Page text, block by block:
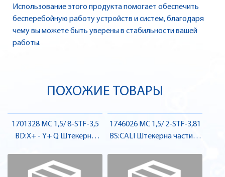
Использование этого продукта помогает обеспечить
бесперебойную работу устройств и систем, благодаря
чему вы можете быть уверены в стабильности вашей
работы.
ПОХОЖИЕ ТОВАРЫ
1701328 MC 1,5/ 8-STF-3,5
BD:X+ - Y+ Q Штекерна
Contact
1746026 MC 1,5/ 2-STF-3,81
BS:CALI Штекерна частина